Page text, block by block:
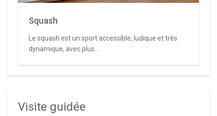
Squash
Le squash est un sport accessible, ludique et très
dynamique, avec plus...
Visite guidée